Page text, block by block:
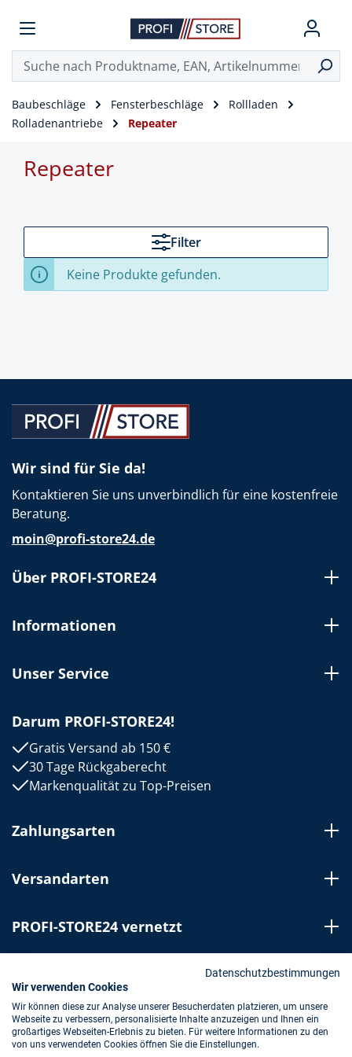
Baubeschläge Fensterbeschläge
Rollladen
Rolladenantriebe
Repeater
Repeater
Filter
Keine Produkte gefunden.
Wir sind für Sie da!
Kontaktieren Sie uns unverbindlich für eine kostenfreie
Beratung.
moin@profi-store24.de
Über PROFI-STORE24
Informationen
Unser Service
Darum PROFI-STORE24!
Gratis Versand ab 150 €
30 Tage Rückgaberecht
Markenqualität zu Top-Preisen
Zahlungsarten
Versandarten
PROFI-STORE24 vernetzt
Bestellung widerrufen
Impressum AGB Datenschutz
Datenschutzbestimmungen
Wir verwenden Cookies
Wir können diese zur Analyse unserer Besucherdaten platzieren, um unsere
Webseite zu verbessern, personalisierte Inhalte anzuzeigen und Ihnen ein
großartiges Webseiten-Erlebnis zu bieten. Für weitere Informationen zu den
von uns verwendeten Cookies öffnen Sie die Einstellungen.